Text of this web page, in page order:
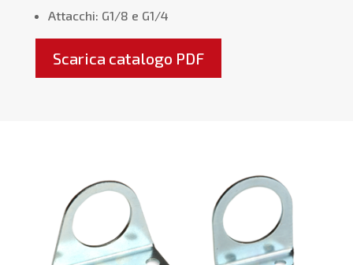
Attacchi: G1/8 e G1/4
Scarica catalogo PDF